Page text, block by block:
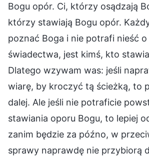
Bogu opór. Ci, którzy osądzają
którzy stawiają Bogu opór.
poznać Boga i nie potrafi nieść o
świadectwa, jest kimś, kto
Dlatego wzywam was: jeśli
wiarę, by kroczyć tą ścieżką, to
dalej. Ale jeśli nie potraficie
stawiania oporu Bogu, to lepiej
zanim będzie za późno, w
sprawy naprawdę nie przybiorą